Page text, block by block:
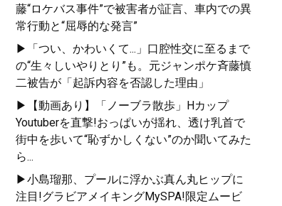
藤“ロケバス事件”で被害者が証言、車内での異
常行動と“屈辱的な発言”
▶「つい、かわいくて...」口腔性交に至るまで
の“生々しいやりとり”も。元ジャンポケ斉藤慎
二被告が「起訴内容を否認した理由」
▶【動画あり】「ノーブラ散歩」Hカップ
Youtuberを直撃!おっぱいが揺れ、透け乳首で
街中を歩いて“恥ずかしくない”のか聞いてみた
ら...
▶小島瑠那、プールに浮かぶ真ん丸ヒップに
注目!グラビアメイキングMySPA!限定ムービ